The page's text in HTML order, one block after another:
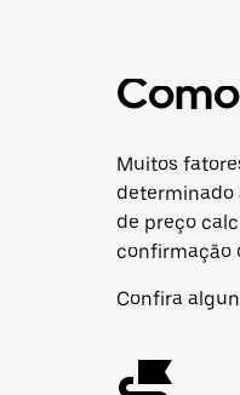
Muitos
determinado
de preço
confirmação
Confira